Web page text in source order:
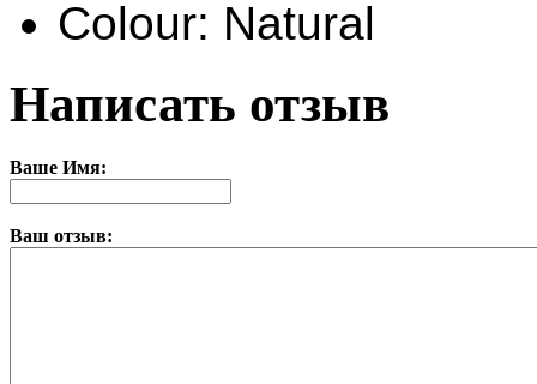
Colour: Natural
Написать отзыв
Ваше Имя:
Ваш отзыв: